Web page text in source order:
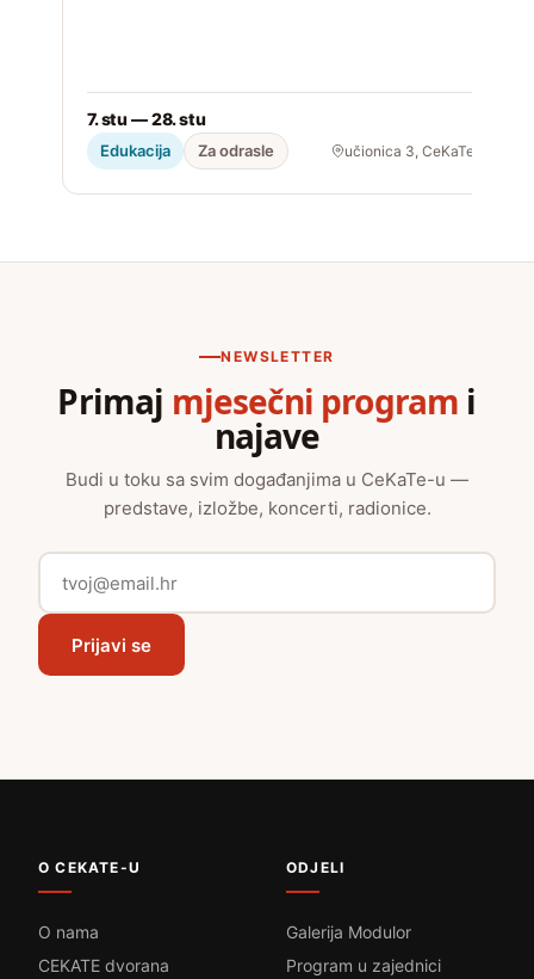
7. stu — 28. stu
Edukacija Za odrasle učionica 3, CeKaTe
NEWSLETTER
Primaj mjesečni program i
najave
Budi u toku sa svim događanjima u CeKaTe-u —
predstave, izložbe, koncerti, radionice.
Prijavi se
O CEKATE-U
O nama
CEKATE dvorana
ODJELI
Galerija Modulor
Program u zajednici